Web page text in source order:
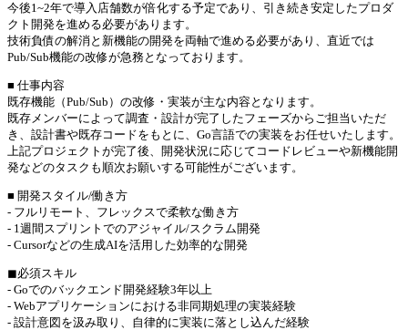
今後1~2年で導入店舗数が倍化する予定であり、引き続き安定したプロダ
クト開発を進める必要があります。
技術負債の解消と新機能の開発を両軸で進める必要があり、直近では
Pub/Sub機能の改修が急務となっております。
■ 仕事内容
既存機能（Pub/Sub）の改修・実装が主な内容となります。
既存メンバーによって調査・設計が完了したフェーズからご担当いただ
き、設計書や既存コードをもとに、Go言語での実装をお任せいたします。
上記プロジェクトが完了後、開発状況に応じてコードレビューや新機能開
発などのタスクも順次お願いする可能性がございます。
■ 開発スタイル/働き方
- フルリモート、フレックスで柔軟な働き方
- 1週間スプリントでのアジャイル/スクラム開発
- Cursorなどの生成AIを活用した効率的な開発
◼︎必須スキル
- Goでのバックエンド開発経験3年以上
- Webアプリケーションにおける非同期処理の実装経験
- 設計意図を汲み取り、自律的に実装に落とし込んだ経験